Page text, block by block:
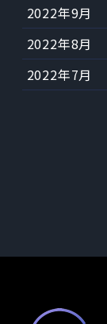
2022年9月
2022年8月
2022年7月